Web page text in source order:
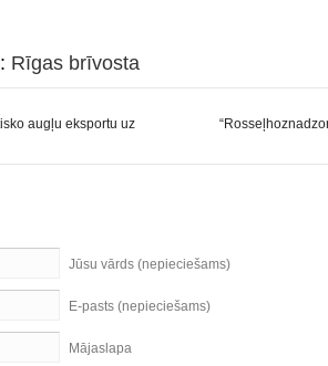
Rīgas brīvosta
augļu eksportu uz
Jūsu vārds (nepieciešams)
E-pasts (nepieciešams)
Mājaslapa